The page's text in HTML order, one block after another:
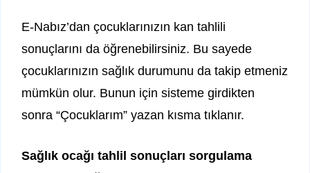
E-Nabız’dan çocuklarınızın kan tahlili
sonuçlarını da öğrenebilirsiniz. Bu sayede
çocuklarınızın sağlık durumunu da takip etmeniz
mümkün olur. Bunun için sisteme girdikten
sonra “Çocuklarım” yazan kısma tıklanır.
Sağlık ocağı tahlil sonuçları sorgulama